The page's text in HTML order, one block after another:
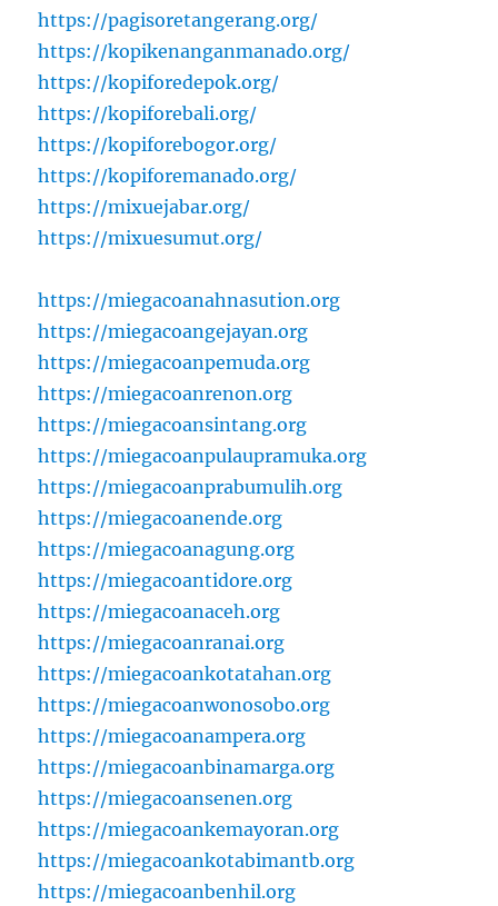
https://pagisoretangerang.org/
https://kopikenanganmanado.org/
https://kopiforedepok.org/
https://kopiforebali.org/
https://kopiforebogor.org/
https://kopiforemanado.org/
https://mixuejabar.org/
https://mixuesumut.org/
https://miegacoanahnasution.org
https://miegacoangejayan.org
https://miegacoanpemuda.org
https://miegacoanrenon.org
https://miegacoansintang.org
https://miegacoanpulaupramuka.org
https://miegacoanprabumulih.org
https://miegacoanende.org
https://miegacoanagung.org
https://miegacoantidore.org
https://miegacoanaceh.org
https://miegacoanranai.org
https://miegacoankotatahan.org
https://miegacoanwonosobo.org
https://miegacoanampera.org
https://miegacoanbinamarga.org
https://miegacoansenen.org
https://miegacoankemayoran.org
https://miegacoankotabimantb.org
https://miegacoanbenhil.org